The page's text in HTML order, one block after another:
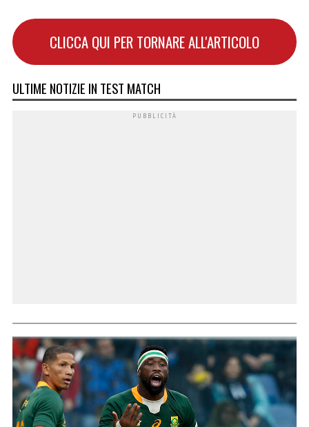
CLICCA QUI PER TORNARE ALL'ARTICOLO
ULTIME NOTIZIE IN TEST MATCH